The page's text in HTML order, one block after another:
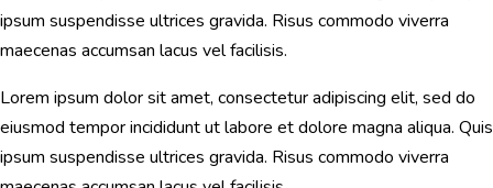
ipsum suspendisse ultrices gravida. Risus commodo viverra
maecenas accumsan lacus vel facilisis.
Lorem ipsum dolor sit amet, consectetur adipiscing elit, sed do
eiusmod tempor incididunt ut labore et dolore magna aliqua. Quis
ipsum suspendisse ultrices gravida. Risus commodo viverra